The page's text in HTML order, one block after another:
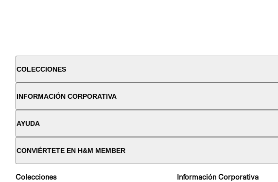
COLECCIONES
INFORMACIÓN CORPORATIVA
AYUDA
CONVIÉRTETE EN H&M MEMBER
Colecciones Información Corporativa